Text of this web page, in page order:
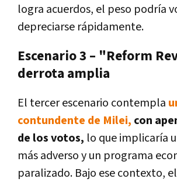
logra acuerdos, el peso podría
depreciarse rápidamente.
Escenario 3 – "Reform
derrota amplia
El tercer escenario contempla
contundente de Milei, con
de los votos, lo que implicaría
más adverso y un programa
paralizado. Bajo ese contexto,